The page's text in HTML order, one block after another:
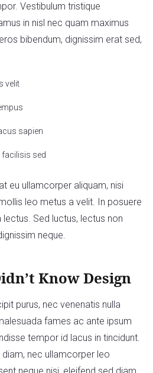
Vestibulum tristique
in nisl nec quam maximus
bibendum, dignissim erat sed,
velit
sapien
facilisis sed
eu ullamcorper aliquam, nisi
leo metus a velit. In posuere
Sed luctus, lectus non
neque.
Know Design
purus, nec venenatis nulla
fames ac ante ipsum
tempor id lacus in tincidunt.
nec ullamcorper leo